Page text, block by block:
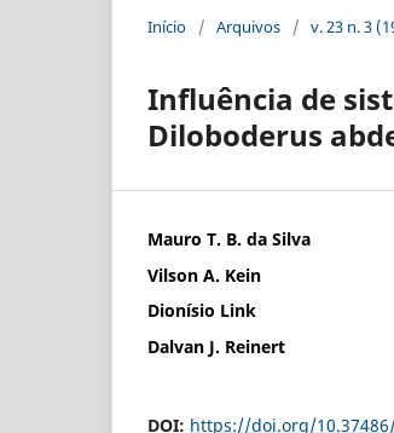
Início / Arquivos / v. 23 n. 3
Influência de
Diloboderus
Mauro T. B. da Silva
Vilson A. Kein
Dionísio Link
Dalvan J. Reinert
DOI: https://doi.org/